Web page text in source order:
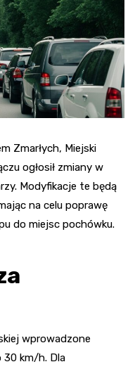
Zmarłych, Miejski
ogłosił zmiany w
Modyfikacje te będą
na celu poprawę
do miejsc pochówku.
wprowadzone
30 km/h. Dla